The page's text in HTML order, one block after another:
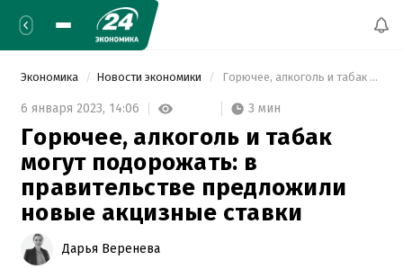
Экономика Новости экономики Горючее, алкоголь и табак могут подорожать: в правительстве предложили новые акцизные ставки
6 января 2023, 14:06 3 мин
Горючее, алкоголь и табак
могут подорожать: в
правительстве предложили
новые акцизные ставки
Дарья Веренева